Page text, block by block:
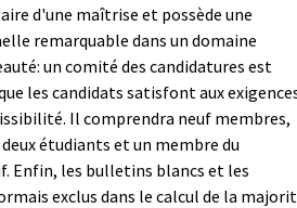
d'une maîtrise et possède une
remarquable dans un domaine
un comité des candidatures est
les candidats satisfont aux
Il comprendra neuf membres,
étudiants et un membre du
Enfin, les bulletins blancs et les
exclus dans le calcul de la